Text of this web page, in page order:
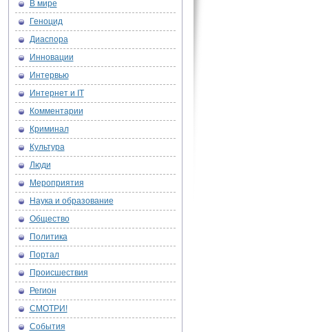
В мире
Геноцид
Диаспора
Инновации
Интервью
Интернет и IT
Комментарии
Криминал
Культура
Люди
Мероприятия
Наука и образование
Общество
Политика
Портал
Происшествия
Регион
СМОТРИ!
События